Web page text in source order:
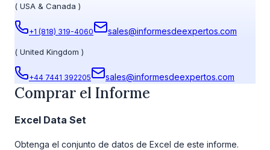
( USA & Canada )
+1 (818) 319-4060 sales@informesdeexpertos.com
( United Kingdom )
+44 7441 392205 sales@informesdeexpertos.com
Comprar el Informe
Excel Data Set
Obtenga el conjunto de datos de Excel de este informe.